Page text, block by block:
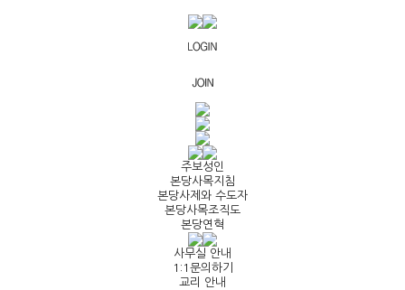
주보성인
본당사목지침
본당사제와 수도자
본당사목조직도
본당연혁
사무실 안내
1:1문의하기
교리 안내